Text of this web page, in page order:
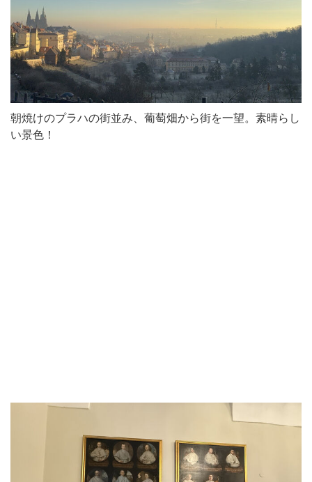
朝焼けのプラハの街並み、葡萄畑から街を一望。素晴らし
い景色！